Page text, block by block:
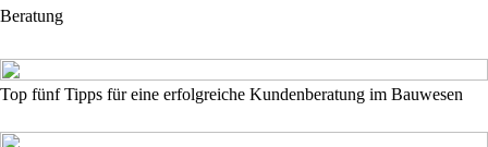
Beratung
Top fünf Tipps für eine erfolgreiche Kundenberatung im Bauwesen